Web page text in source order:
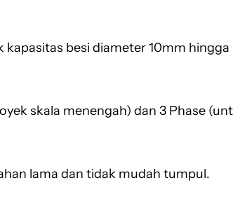
besi diameter 10mm hingga
skala menengah) dan 3 Phase
lama dan tidak mudah tumpul.